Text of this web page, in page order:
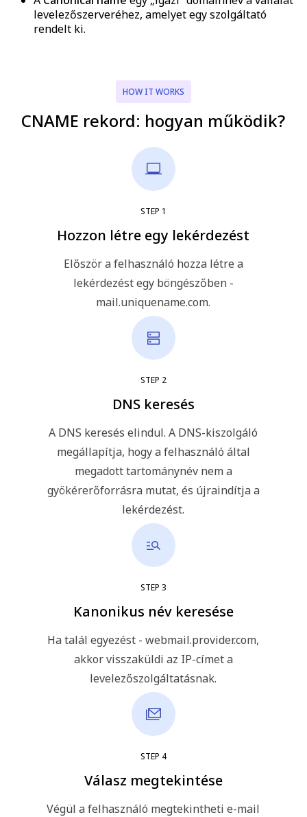
levelezőszerveréhez, amelyet egy szolgáltató
rendelt ki.
HOW IT WORKS
CNAME rekord: hogyan működik?
STEP 1
Hozzon létre egy lekérdezést
Először a felhasználó hozza létre a
lekérdezést egy böngészőben -
mail.uniquename.com.
STEP 2
DNS keresés
A DNS keresés elindul. A DNS-kiszolgáló
megállapítja, hogy a felhasználó által
megadott tartománynév nem a
gyökérerőforrásra mutat, és újraindítja a
lekérdezést.
STEP 3
Kanonikus név keresése
Ha talál egyezést - webmail.provider.com,
akkor visszaküldi az IP-címet a
levelezőszolgáltatásnak.
STEP 4
Válasz megtekintése
Végül a felhasználó megtekintheti e-mail